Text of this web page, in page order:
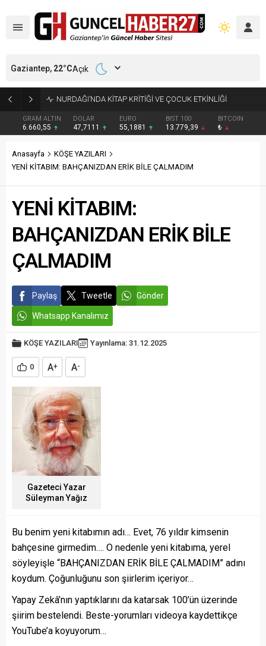
NURDAĞI’NDA KİTAP KRİTİĞİ VE ÇOCUK ETKİNLİĞİ
GRAM ALTIN
6.660,55
DOLAR
47,7111
EURO
55,1881
BIST 100
13.779,39
BITCOIN
₺
Gaziantep, 22°CAçık
Anasayfa
KÖŞE YAZILARI
YENİ KİTABIM: BAHÇANIZDAN ERİK BİLE ÇALMADIM
YENİ KİTABIM:
BAHÇANIZDAN ERİK BİLE
ÇALMADIM
Paylaş Tweetle Gönder
Whatsapp Kanalımız
KÖŞE YAZILARI Yayınlama: 31.12.2025
0 A+ A-
Gazeteci Yazar
Süleyman Yağız
Bu benim yeni kitabımın adı… Evet, 76 yıldır kimsenin
bahçesine girmedim…. O nedenle yeni kitabıma, yerel
söyleyişle “BAHÇANIZDAN ERİK BİLE ÇALMADIM” adını
koydum. Çoğunluğunu son şiirlerim içeriyor…
Yapay Zekâ’nın yaptıklarını da katarsak 100’ün üzerinde
şiirim bestelendi. Beste-yorumları videoya kaydettikçe
YouTube’a koyuyorum…